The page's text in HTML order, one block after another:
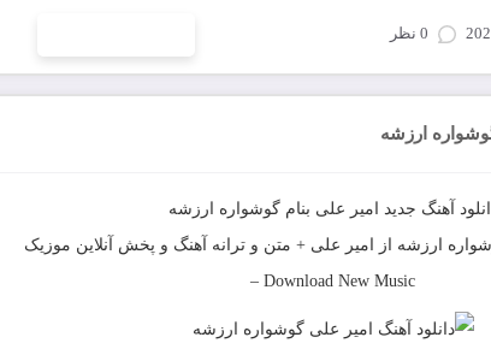
0 نظر
ارزشه
آهنگ جدید امیر علی بنامگوشواره ارزشه
ارزشه از امیر علی + متن و ترانه آهنگ و پخش آنلاین موزیک
Download New Music
–